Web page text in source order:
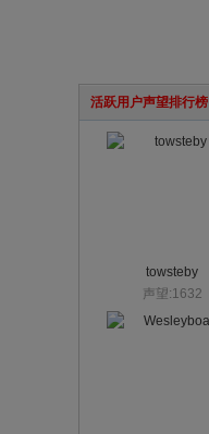
活跃用户声望排行榜
towsteby
声望:1632